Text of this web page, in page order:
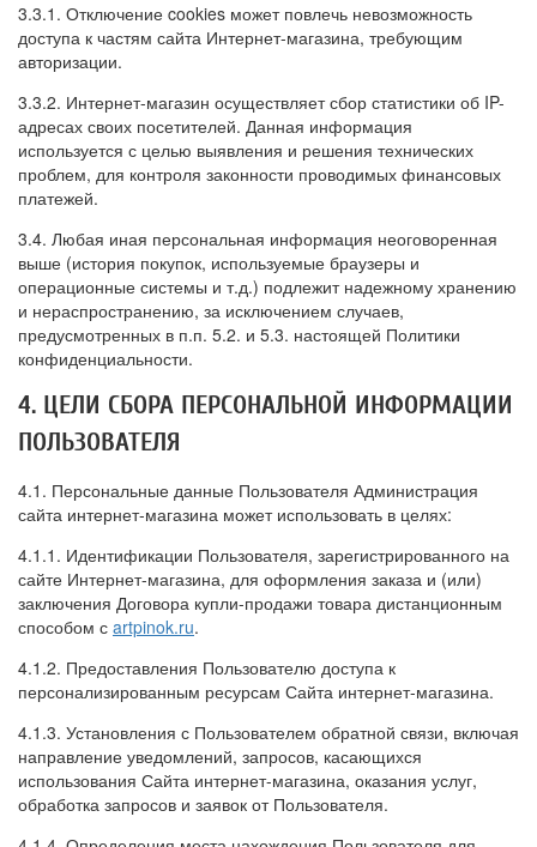
3.3.1. Отключение cookies может повлечь невозможность
доступа к частям сайта Интернет-магазина, требующим
авторизации.
3.3.2. Интернет-магазин осуществляет сбор статистики об IP-
адресах своих посетителей. Данная информация
используется с целью выявления и решения технических
проблем, для контроля законности проводимых финансовых
платежей.
3.4. Любая иная персональная информация неоговоренная
выше (история покупок, используемые браузеры и
операционные системы и т.д.) подлежит надежному хранению
и нераспространению, за исключением случаев,
предусмотренных в п.п. 5.2. и 5.3. настоящей Политики
конфиденциальности.
4. ЦЕЛИ СБОРА ПЕРСОНАЛЬНОЙ ИНФОРМАЦИИ
ПОЛЬЗОВАТЕЛЯ
4.1. Персональные данные Пользователя Администрация
сайта интернет-магазина может использовать в целях:
4.1.1. Идентификации Пользователя, зарегистрированного на
сайте Интернет-магазина, для оформления заказа и (или)
заключения Договора купли-продажи товара дистанционным
способом с artpinok.ru.
4.1.2. Предоставления Пользователю доступа к
персонализированным ресурсам Сайта интернет-магазина.
4.1.3. Установления с Пользователем обратной связи, включая
направление уведомлений, запросов, касающихся
использования Сайта интернет-магазина, оказания услуг,
обработка запросов и заявок от Пользователя.